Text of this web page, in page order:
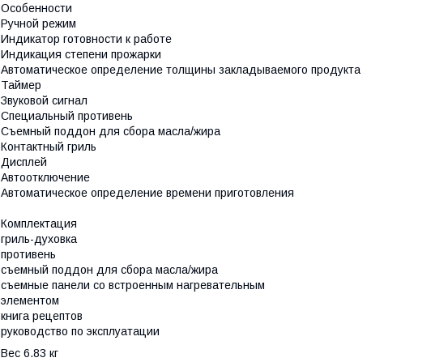
Особенности
Ручной режим
Индикатор готовности к работе
Индикация степени прожарки
Автоматическое определение толщины закладываемого продукта
Таймер
Звуковой сигнал
Специальный противень
Съемный поддон для сбора масла/жира
Контактный гриль
Дисплей
Автоотключение
Автоматическое определение времени приготовления
Комплектация
гриль-духовка
противень
съемный поддон для сбора масла/жира
съемные панели со встроенным нагревательным
элементом
книга рецептов
руководство по эксплуатации
Вес 6.83 кг